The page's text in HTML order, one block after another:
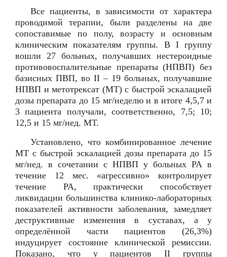
Все пациенты, в зависимости от характера
проводимой терапии, были разделены на две
сопоставимые по полу, возрасту и основным
клиническим показателям группы. В I группу
вошли 27 больных, получавших нестероидные
противовоспалительные препараты (НПВП) без
базисных ПВП, во II – 19 больных, получавшие
НПВП и метотрексат (МТ) с быстрой эскалацией
дозы препарата до 15 мг/неделю и в итоге 4,5,7 и
3 пациента получали, соответственно, 7,5; 10;
12,5 и 15 мг/нед. МТ.
Установлено, что комбинированное лечение
МТ с быстрой эскалацией дозы препарата до 15
мг/нед. в сочетании с НПВП у больных РА в
течение 12 мес. «агрессивно» контролирует
течение РА, практически способствует
ликвидации большинства клинико-лабораторных
показателей активности заболевания, замедляет
деструктивные изменения в суставах, а у
определённой части пациентов (26,3%)
индуцирует состояние клинической ремиссии.
Показано, что у пациентов II группы